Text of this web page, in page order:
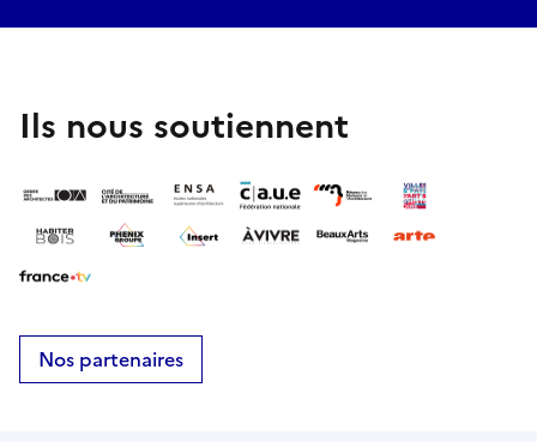
Ils nous soutiennent
Nos partenaires